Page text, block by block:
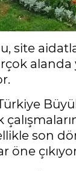
site
son
öne